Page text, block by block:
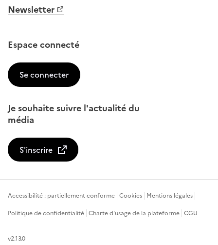
Newsletter
Espace connecté
Se connecter
Je souhaite suivre l'actualité du
média
S'inscrire
Accessibilité : partiellement conforme Cookies Mentions légales
Politique de confidentialité Charte d'usage de la plateforme CGU
v2.13.0